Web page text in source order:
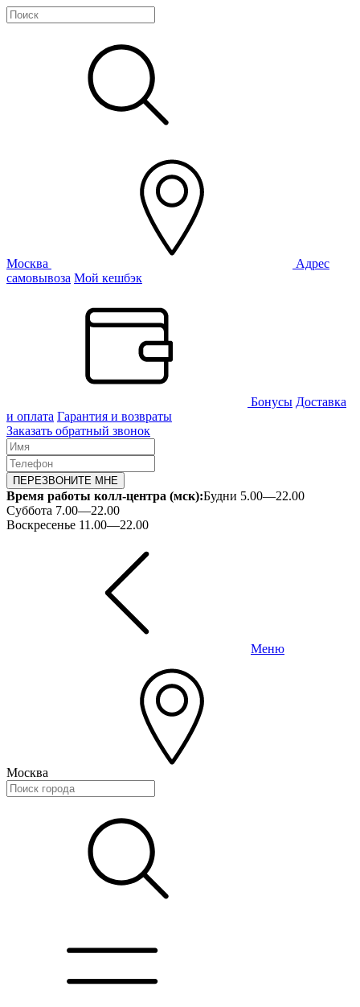
Москва
Адрес
самовывоза Мой кешбэк
Бонусы Доставка
и оплата Гарантия и возвраты
Заказать обратный звонок
ПЕРЕЗВОНИТЕ МНЕ
Время работы колл-центра (мск):Будни 5.00—22.00
Суббота 7.00—22.00
Воскресенье 11.00—22.00
Меню
Москва